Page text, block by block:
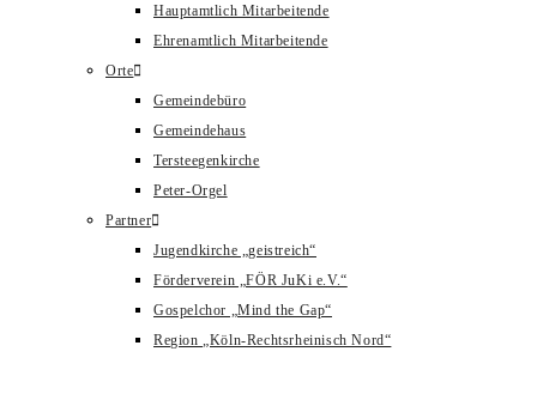
Hauptamtlich Mitarbeitende
Ehrenamtlich Mitarbeitende
Orte
Gemeindebüro
Gemeindehaus
Tersteegenkirche
Peter-Orgel
Partner
Jugendkirche „geistreich“
Förderverein „FÖR JuKi e.V.“
Gospelchor „Mind the Gap“
Region „Köln-Rechtsrheinisch Nord“